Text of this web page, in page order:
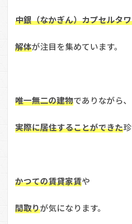
中銀（なかぎん）カプセルタ
解体が注目を集めています。
唯一無二の建物でありながら、
実際に居住することができた
かつての賃貸家賃や
間取りが気になります。